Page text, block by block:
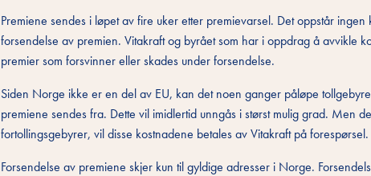
Premiene sendes i løpet av fire uker etter premievarsel. Det oppstår
forsendelse av premien. Vitakraft og byrået som har i oppdrag å avvikle
premier som forsvinner eller skades under forsendelse.
Siden Norge ikke er en del av EU, kan det noen ganger påløpe
premiene sendes fra. Dette vil imidlertid unngås i størst mulig grad. Men
fortollingsgebyrer, vil disse kostnadene betales av Vitakraft på forespørsel.
Forsendelse av premiene skjer kun til gyldige adresser i Norge.